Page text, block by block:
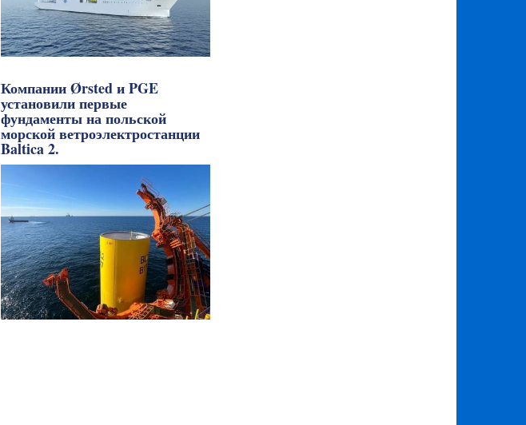
Компании Ørsted и PGE
установили первые
фундаменты на польской
морской ветроэлектростанции
Baltica 2.